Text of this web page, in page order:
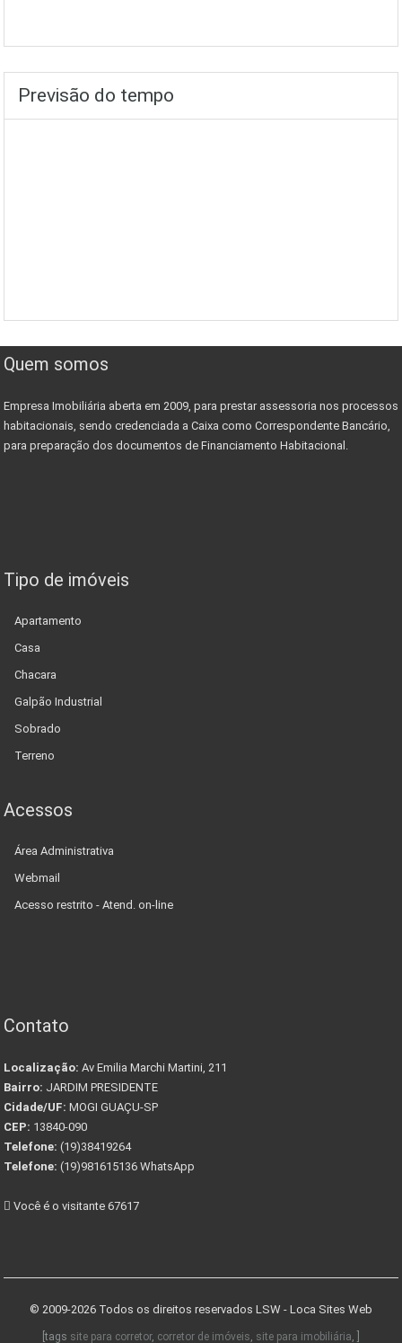
Previsão do tempo
Quem somos
Empresa Imobiliária aberta em 2009, para prestar assessoria nos processos
habitacionais, sendo credenciada a Caixa como Correspondente Bancário,
para preparação dos documentos de Financiamento Habitacional.
Tipo de imóveis
Apartamento
Casa
Chacara
Galpão Industrial
Sobrado
Terreno
Acessos
Área Administrativa
Webmail
Acesso restrito - Atend. on-line
Contato
Localização: Av Emilia Marchi Martini, 211
Bairro: JARDIM PRESIDENTE
Cidade/UF: MOGI GUAÇU-SP
CEP: 13840-090
Telefone: (19)38419264
Telefone: (19)981615136 WhatsApp
Você é o visitante 67617
© 2009-2026 Todos os direitos reservados LSW - Loca Sites Web
[tags site para corretor, corretor de imóveis, site para imobiliária, ]